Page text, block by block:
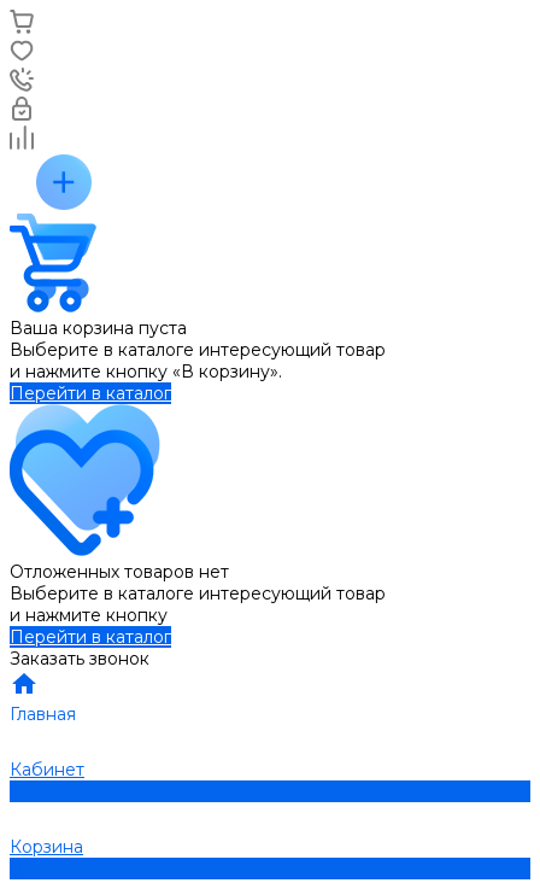
Ваша корзина пуста
Выберите в каталоге интересующий товар
и нажмите кнопку «В корзину».
Перейти в каталог
Отложенных товаров нет
Выберите в каталоге интересующий товар
и нажмите кнопку
Перейти в каталог
Заказать звонок
Главная
Кабинет
Корзина